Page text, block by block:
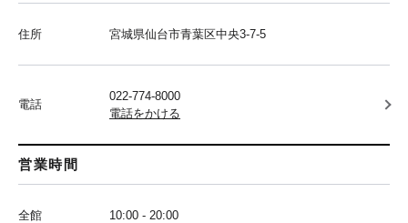
住所 宮城県仙台市青葉区中央3-7-5
電話
022-774-8000
電話をかける
営業時間
全館 10:00 - 20:00